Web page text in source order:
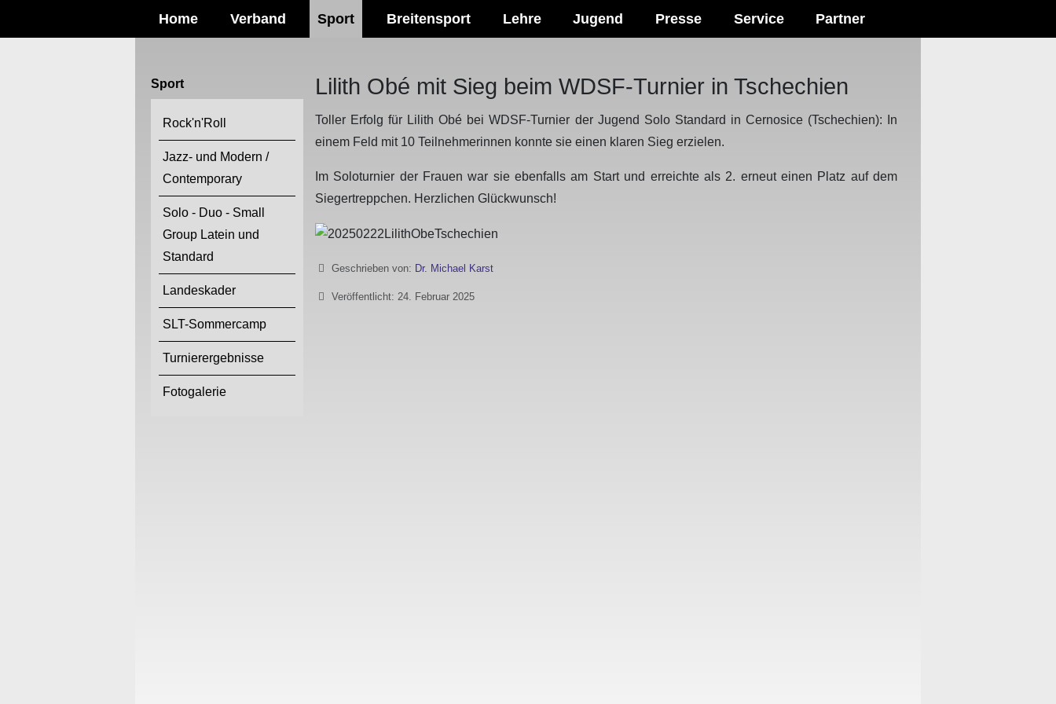
Home Verband Sport Breitensport Lehre Jugend Presse Service Partner
Sport
Rock'n'Roll
Jazz- und Modern /
Contemporary
Solo - Duo - Small
Group Latein und
Standard
Landeskader
SLT-Sommercamp
Turnierergebnisse
Fotogalerie
Lilith Obé mit Sieg beim WDSF-Turnier in Tschechien
Toller Erfolg für Lilith Obé bei WDSF-Turnier der Jugend Solo Standard in Cernosice (Tschechien): In
einem Feld mit 10 Teilnehmerinnen konnte sie einen klaren Sieg erzielen.
Im Soloturnier der Frauen war sie ebenfalls am Start und erreichte als 2. erneut einen Platz auf dem
Siegertreppchen. Herzlichen Glückwunsch!
DetailsGeschrieben von: Dr. Michael Karst
Veröffentlicht: 24. Februar 2025